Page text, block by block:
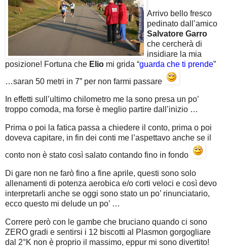
Arrivo bello fresco
pedinato dall’amico
Salvatore Garro
che cercherà di
insidiare la mia
posizione! Fortuna che Elio mi grida “guarda che ti prende”
…saran 50 metri in 7” per non farmi passare
In effetti sull’ultimo chilometro me la sono presa un po’
troppo comoda, ma forse è meglio partire dall’inizio …
Prima o poi la fatica passa a chiedere il conto, prima o poi
doveva capitare, in fin dei conti me l’aspettavo anche se il
conto non è stato così salato contando fino in fondo
Di gare non ne farò fino a fine aprile, questi sono solo
allenamenti di potenza aerobica e/o corti veloci e così devo
interpretarli anche se oggi sono stato un po’ rinunciatario,
ecco questo mi delude un po’ …
Correre però con le gambe che bruciano quando ci sono
ZERO gradi e sentirsi i 12 biscotti al Plasmon gorgogliare
dal 2°K non è proprio il massimo, eppur mi sono divertito!